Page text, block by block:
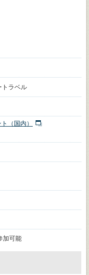
トラベル
（国内）
加可能